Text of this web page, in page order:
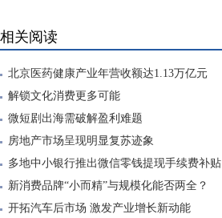
相关阅读
北京医药健康产业年营收额达1.13万亿元
解锁文化消费更多可能
微短剧出海需破解盈利难题
房地产市场呈现明显复苏迹象
多地中小银行推出微信零钱提现手续费补贴
新消费品牌“小而精”与规模化能否两全？
开拓汽车后市场 激发产业增长新动能